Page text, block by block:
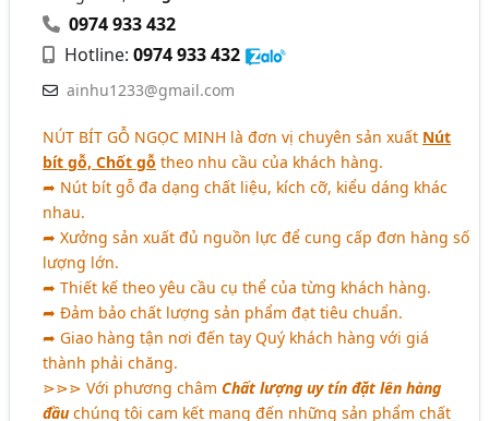
0974 933 432
Hotline:0974 933 432
ainhu1233@gmail.com
NÚT BÍT GỖ NGỌC MINH là đơn vị chuyên sản xuất Nút
bít gỗ, Chốt gỗ theo nhu cầu của khách hàng.
➦ Nút bít gỗ đa dạng chất liệu, kích cỡ, kiểu dáng khác
nhau.
➦ Xưởng sản xuất đủ nguồn lực để cung cấp đơn hàng số
lượng lớn.
➦ Thiết kế theo yêu cầu cụ thể của từng khách hàng.
➦ Đảm bảo chất lượng sản phẩm đạt tiêu chuẩn.
➦ Giao hàng tận nơi đến tay Quý khách hàng với giá
thành phải chăng.
⋗⋗⋗ Với phương châm Chất lượng uy tín đặt lên hàng
đầuchúng tôi cam kết mang đến những sản phẩm chất